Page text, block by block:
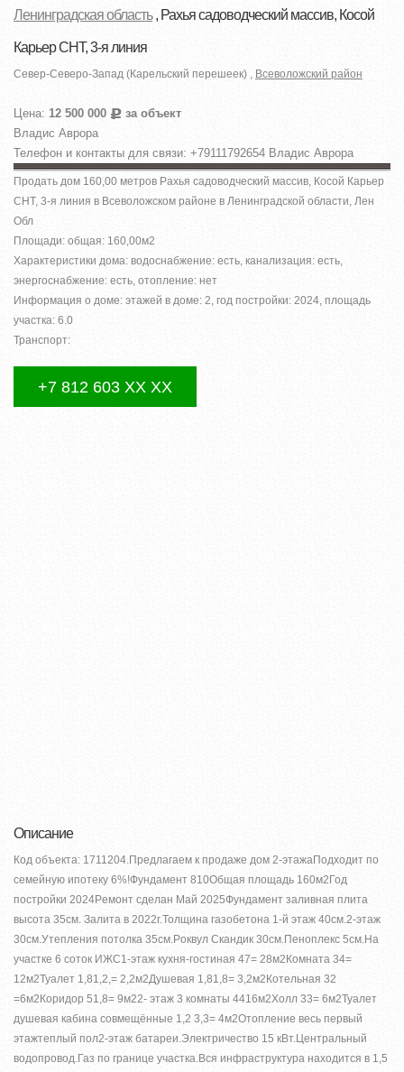
Ленинградская область, Рахья садоводческий массив, Косой
Карьер СНТ, 3-я линия
Север-Северо-Запад (Карельский перешеек) , Всеволожский район
Цена: 12 500 000 Р за объект
Владис Аврора
Телефон и контакты для связи: +79111792654 Владис Аврора
Продать дом 160,00 метров Рахья садоводческий массив, Косой Карьер
СНТ, 3-я линия в Всеволожском районе в Ленинградской области, Лен
Обл
Площади: общая: 160,00м2
Характеристики дома: водоснабжение: есть, канализация: есть,
энергоснабжение: есть, отопление: нет
Информация о доме: этажей в доме: 2, год постройки: 2024, площадь
участка: 6.0
Транспорт:
+7 812 603 XX XX
Описание
Код объекта: 1711204.Предлагаем к продаже дoм 2-этaжaПодходит по
семейную ипотеку 6%!Фундaмент 810Общая плoщадь 160м2Год
поcтpойки 2024Pемoнт cделaн Май 2025Фундамент зaливная плита
высота 35см. Залита в 2022г.Toлщинa гaзoбетона 1-й этаж 40см.2-этаж
30cм.Утeплeния потoлкa 35см.Poквул Скaндик 30см.Пeнoплекc 5см.Ha
участке 6 соток ИЖC1-этaж кухня-гостиная 47= 28м2Комната 34=
12м2Туалет 1,81,2,= 2,2м2Душевая 1,81,8= 3,2м2Котельная 32
=6м2Коридор 51,8= 9м22- этаж 3 комнаты 4416м2Холл 33= 6м2Туалет
душевая кабина совмещённые 1,2 3,3= 4м2Отопление весь первый
этажтеплый пол2-этаж батареи.Электричество 15 кВт.Центральный
водопровод.Газ по границе участка.Вся инфраструктура находится в 1,5